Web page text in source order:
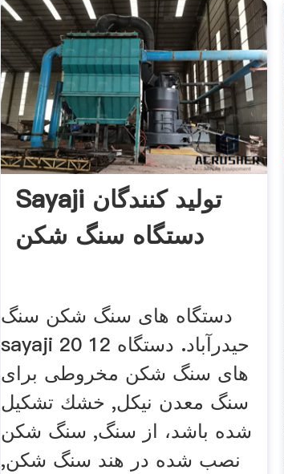
Sayaji تولید کنندگان
دستگاه سنگ شکن
دستگاه های سنگ شکن سنگ
sayaji 20 12 حیدرآباد. دستگاه
های سنگ شکن مخروطی برای
سنگ معدن نیکل, خشك تشكيل
شده باشد، از سنگ, سنگ شکن
نصب شده در هند سنگ شکن,